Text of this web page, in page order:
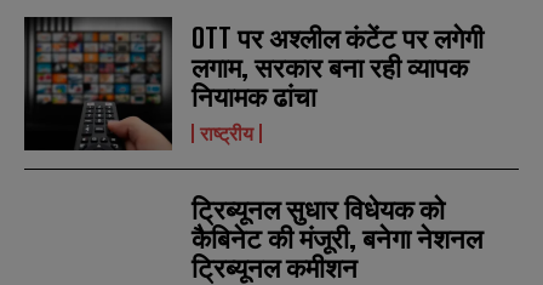
OTT पर अश्लील कंटेंट पर लगेगी
लगाम, सरकार बना रही व्यापक
नियामक ढांचा
राष्ट्रीय
ट्रिब्यूनल सुधार विधेयक को
कैबिनेट की मंजूरी, बनेगा नेशनल
ट्रिब्यूनल कमीशन